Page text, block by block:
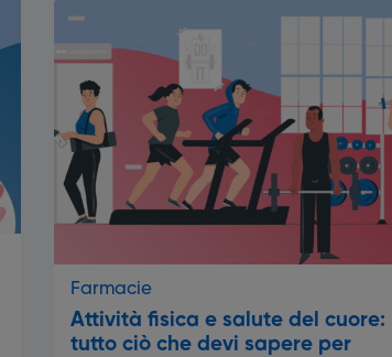
Farmacie
Attività fisica e salute del cuore:
tutto ciò che devi sapere per